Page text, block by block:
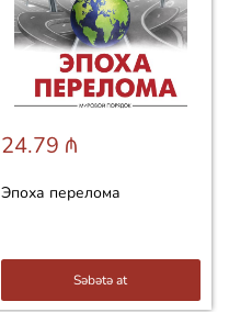
24.79 ₼
Эпоха перелома
Səbətə at